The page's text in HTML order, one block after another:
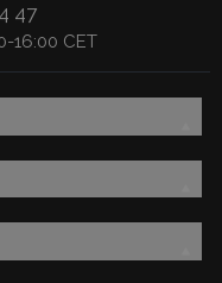
47
16:00 CET